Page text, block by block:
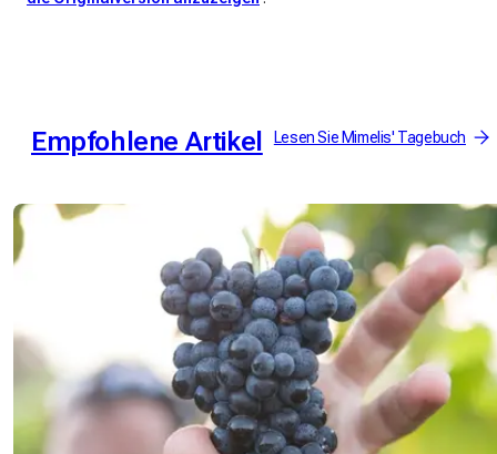
Empfohlene Artikel Lesen Sie Mimelis' Tagebuch